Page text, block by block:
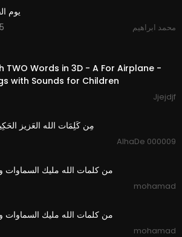
يوم
محمد ابراهيم
TWO Words in 3D - A For Airplane -
with Sounds for Children
Jjejdjf
مِن كَلِمَات الله العَزيز
AlhaDe 000009
من كلمات الله مليك السماوات والأرض -
mohamad
من كلمات الله مليك السماوات والأرض -
mohamad